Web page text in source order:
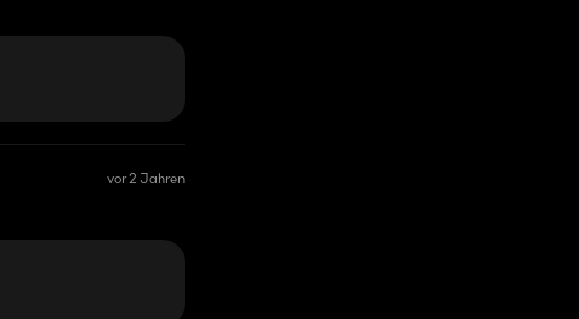
vor 2 Jahren